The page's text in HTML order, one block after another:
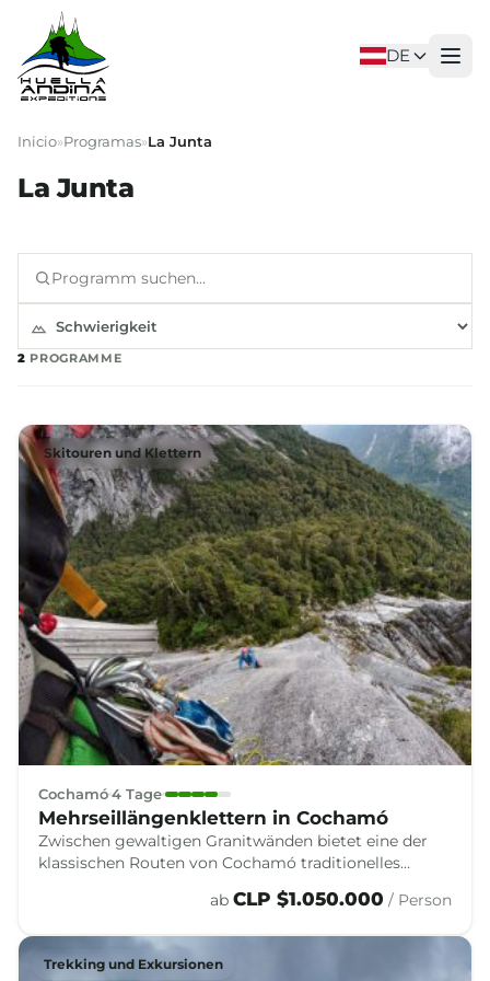
DE
Inicio»Programas»La Junta
La Junta
2 PROGRAMME
Skitouren und Klettern
Cochamó 4 Tage
Mehrseillängenklettern in Cochamó
Zwischen gewaltigen Granitwänden bietet eine der
klassischen Routen von Cochamó traditionelles
ab CLP $1.050.000 / Person
Trekking und Exkursionen